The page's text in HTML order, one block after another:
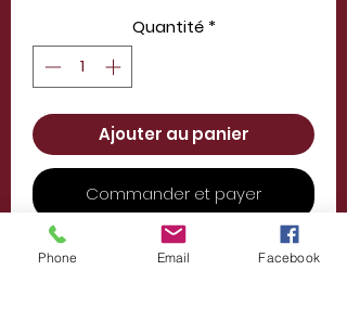
Quantité *
Ajouter au panier
Commander et payer
Titre :VAMPIRE EN
Phone Email Facebook